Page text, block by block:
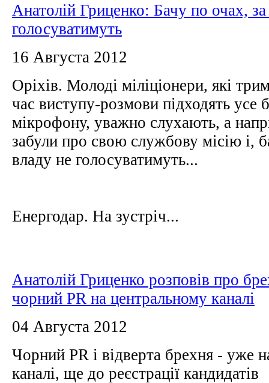
Анатолій Гриценко: Бачу по очах,
голосуватимуть
16 Августа 2012
Оріхів. Молоді міліціонери, які
час виступу-розмови підходять
мікрофону, уважно слухають, а
забули про свою службову місію і,
владу не голосуватимуть...
Енергодар. На зустріч...
Анатолій Гриценко розповів про
чорний PR на центральному каналі
04 Августа 2012
Чорний PR і відверта брехня - уже
каналі, ще до реєстрації кандидатів